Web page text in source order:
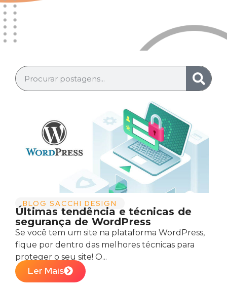
BLOG SACCHI DESIGN
Últimas tendência e técnicas de
segurança de WordPress
Se você tem um site na plataforma WordPress,
fique por dentro das melhores técnicas para
proteger o seu site! O...
Ler Mais